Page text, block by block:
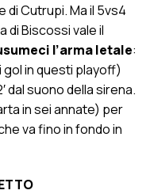
di Cutrupi. Ma il 5vs4
di Biscossi vale il
l’arma letale:
in questi playoff)
dal suono della sirena.
in sei annate) per
va fino in fondo in